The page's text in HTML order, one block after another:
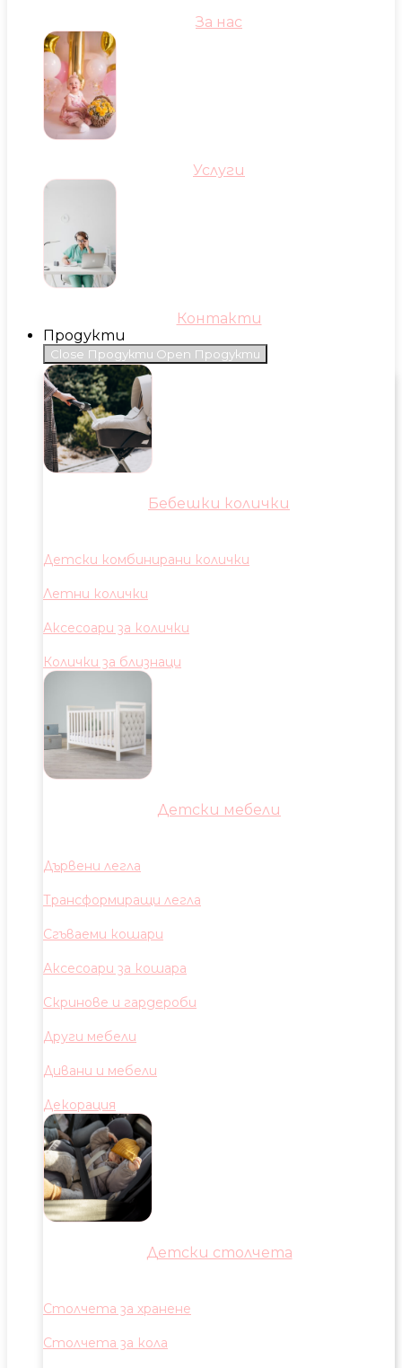
За нас
Услуги
Контакти
Продукти
Close Продукти Open Продукти
Бебешки колички
Детски комбинирани колички
Летни колички
Аксесоари за колички
Колички за близнаци
Детски мебели
Дървени легла
Трансформиращи легла
Сгъваеми кошари
Аксесоари за кошара
Скринове и гардероби
Други мебели
Дивани и мебели
Декорация
Детски столчета
Столчета за хранене
Столчета за кола